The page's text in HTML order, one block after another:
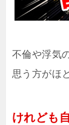
不倫や浮気
思う方がほ
けれども